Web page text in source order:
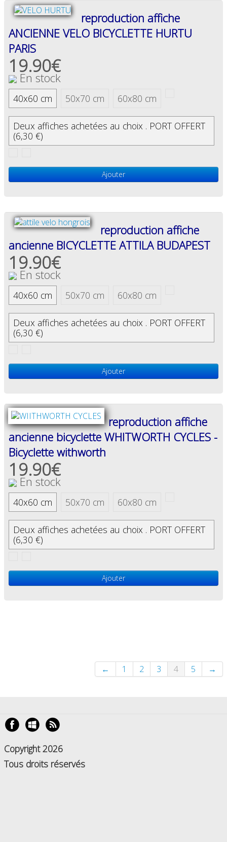
reproduction affiche
ANCIENNE VELO BICYCLETTE HURTU
PARIS
19.90€
En stock
40x60 cm 50x70 cm 60x80 cm
Deux affiches achetées au choix . PORT OFFERT
(6,30 €)
Ajouter
reproduction affiche
ancienne BICYCLETTE ATTILA BUDAPEST
19.90€
En stock
40x60 cm 50x70 cm 60x80 cm
Deux affiches achetées au choix . PORT OFFERT
(6,30 €)
Ajouter
reproduction affiche
ancienne bicyclette WHITWORTH CYCLES -
Bicyclette withworth
19.90€
En stock
40x60 cm 50x70 cm 60x80 cm
Deux affiches achetées au choix . PORT OFFERT
(6,30 €)
Ajouter
← 1 2 3 4 5 →
Copyright 2026
Tous droits réservés